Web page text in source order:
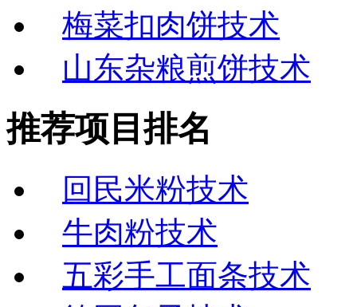
梅菜扣肉饼技术
山东杂粮煎饼技术
推荐项目排名
回民米粉技术
牛肉粉技术
五彩手工面条技术